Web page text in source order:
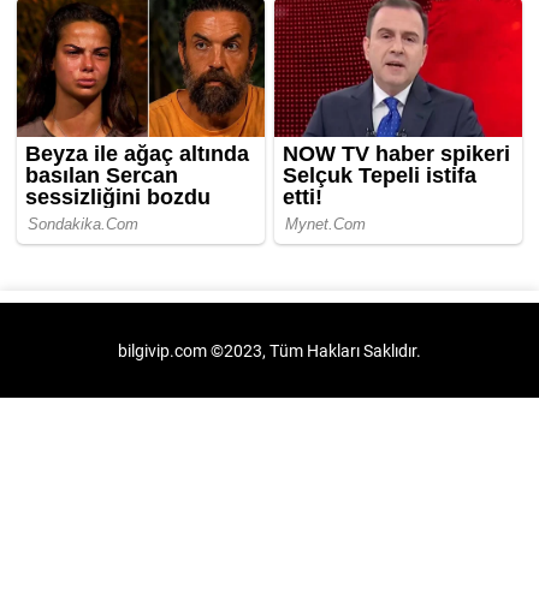
bilgivip.com ©2023, Tüm Hakları Saklıdır.